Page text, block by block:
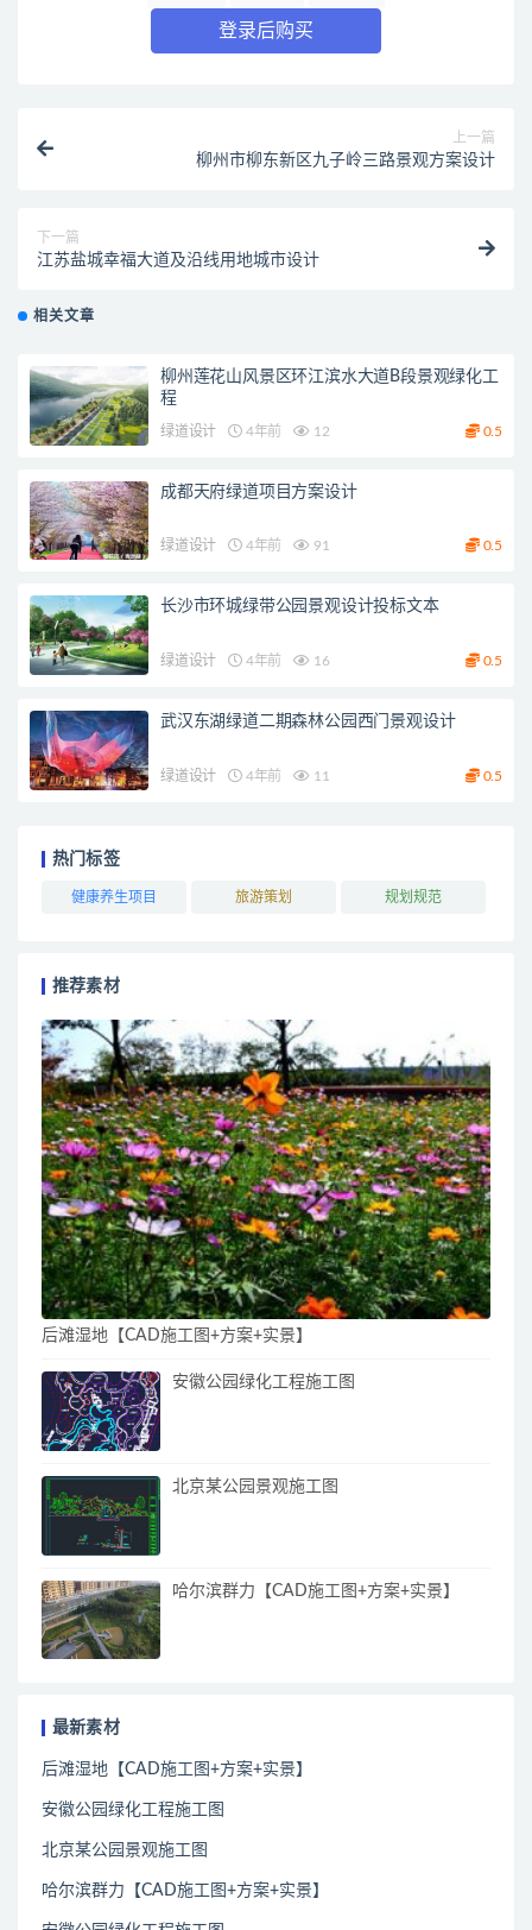
登录后购买
上一篇
柳州市柳东新区九子岭三路景观方案设计
下一篇
江苏盐城幸福大道及沿线用地城市设计
相关文章
柳州莲花山风景区环江滨水大道B段景观绿化工
程
绿道设计 4年前 12 0.5
成都天府绿道项目方案设计
绿道设计 4年前 91 0.5
长沙市环城绿带公园景观设计投标文本
绿道设计 4年前 16 0.5
武汉东湖绿道二期森林公园西门景观设计
绿道设计 4年前 11 0.5
热门标签
健康养生项目 旅游策划 规划规范
推荐素材
后滩湿地【CAD施工图+方案+实景】
安徽公园绿化工程施工图
北京某公园景观施工图
哈尔滨群力【CAD施工图+方案+实景】
最新素材
后滩湿地【CAD施工图+方案+实景】
安徽公园绿化工程施工图
北京某公园景观施工图
哈尔滨群力【CAD施工图+方案+实景】